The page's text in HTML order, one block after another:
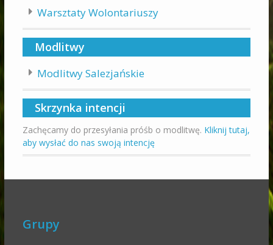
Warsztaty Wolontariuszy
Modlitwy
Modlitwy Salezjańskie
Skrzynka intencji
Zachęcamy do przesyłania próśb o modlitwę. Kliknij tutaj,
aby wysłać do nas swoją intencję
Grupy